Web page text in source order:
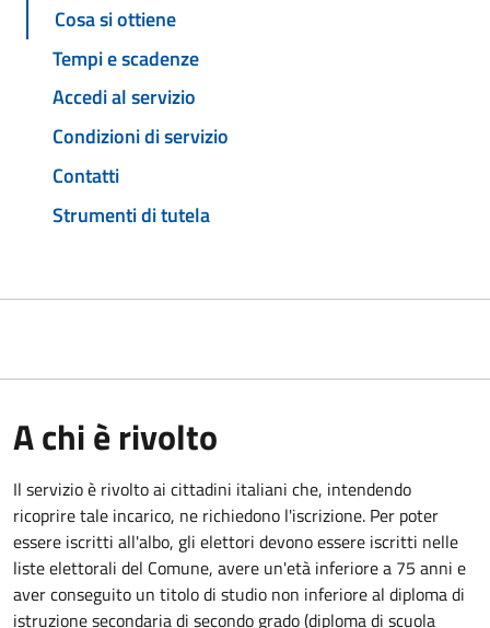
Cosa si ottiene
Tempi e scadenze
Accedi al servizio
Condizioni di servizio
Contatti
Strumenti di tutela
A chi è rivolto
Il servizio è rivolto ai cittadini italiani che, intendendo
ricoprire tale incarico, ne richiedono l'iscrizione. Per poter
essere iscritti all'albo, gli elettori devono essere iscritti nelle
liste elettorali del Comune, avere un'età inferiore a 75 anni e
aver conseguito un titolo di studio non inferiore al diploma di
istruzione secondaria di secondo grado (diploma di scuola